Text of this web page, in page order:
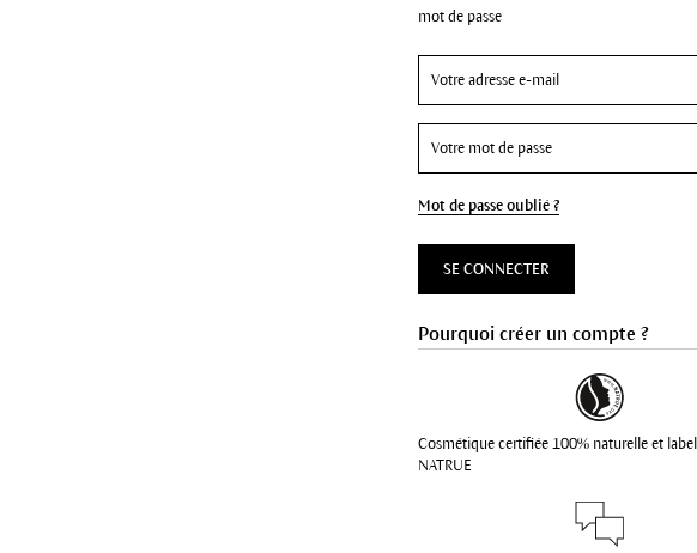
mot de passe
Mot de passe oublié ?
SE CONNECTER
Pourquoi créer un compte ?
Cosmétique certifiée 100% naturelle et
NATRUE